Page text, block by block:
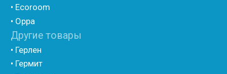
• Фиброволокно
• Евроблок ИзоТехпро
• Евроблок Isodom
• Евроблок Penoterm
• Евроблок Порилекс
• Евроблок Стенофон